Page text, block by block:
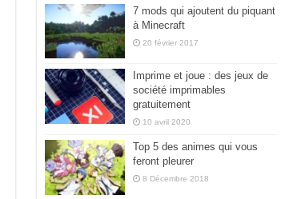
7 mods qui ajoutent du piquant
à Minecraft
20 février 2017
Imprime et joue : des jeux de
société imprimables
gratuitement
10 avril 2020
Top 5 des animes qui vous
feront pleurer
8 Décembre 2018